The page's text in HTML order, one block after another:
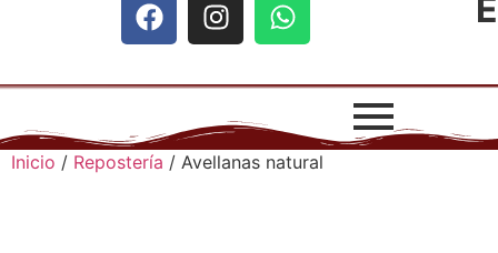
Inicio / Repostería / Avellanas natural